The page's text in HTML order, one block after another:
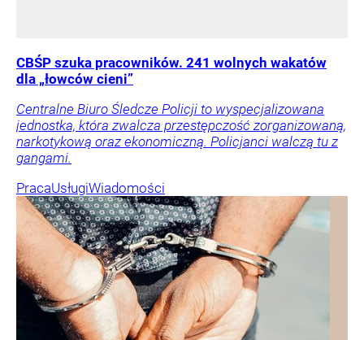
CBŚP szuka pracowników. 241 wolnych wakatów
dla „łowców cieni”
Centralne Biuro Śledcze Policji to wyspecjalizowana
jednostka, która zwalcza przestępczość zorganizowaną,
narkotykową oraz ekonomiczną. Policjanci walczą tu z
gangami.
PracaUsługiWiadomości